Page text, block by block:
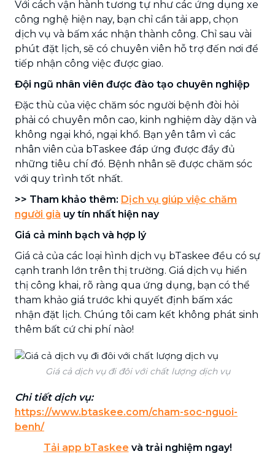
Với cách vận hành tương tự như các ứng dụng xe
công nghệ hiện nay, bạn chỉ cần tải app, chọn
dịch vụ và bấm xác nhận thành công. Chỉ sau vài
phút đặt lịch, sẽ có chuyên viên hỗ trợ đến nơi để
tiếp nhận công việc được giao.
Đội ngũ nhân viên được đào tạo chuyên nghiệp
Đặc thù của việc chăm sóc người bệnh đòi hỏi
phải có chuyên môn cao, kinh nghiệm dày dặn và
không ngại khó, ngại khổ. Bạn yên tâm vì các
nhân viên của bTaskee đáp ứng được đầy đủ
những tiêu chí đó. Bệnh nhân sẽ được chăm sóc
với quy trình tốt nhất.
>> Tham khảo thêm: Dịch vụ giúp việc chăm
người già uy tín nhất hiện nay
Giá cả minh bạch và hợp lý
Giá cả của các loại hình dịch vụ bTaskee đều có sự
cạnh tranh lớn trên thị trường. Giá dịch vụ hiển
thị công khai, rõ ràng qua ứng dụng, bạn có thể
tham khảo giá trước khi quyết định bấm xác
nhận đặt lịch. Chúng tôi cam kết không phát sinh
thêm bất cứ chi phí nào!
Giá cả dịch vụ đi đôi với chất lượng dịch vụ
Chi tiết dịch vụ:
https://www.btaskee.com/cham-soc-nguoi-
benh/
Tải app bTaskee và trải nghiệm ngay!